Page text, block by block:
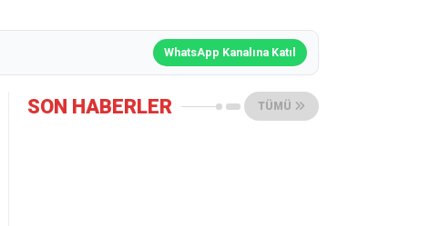
WhatsApp Kanalına Katıl
SON HABERLER TÜMÜ